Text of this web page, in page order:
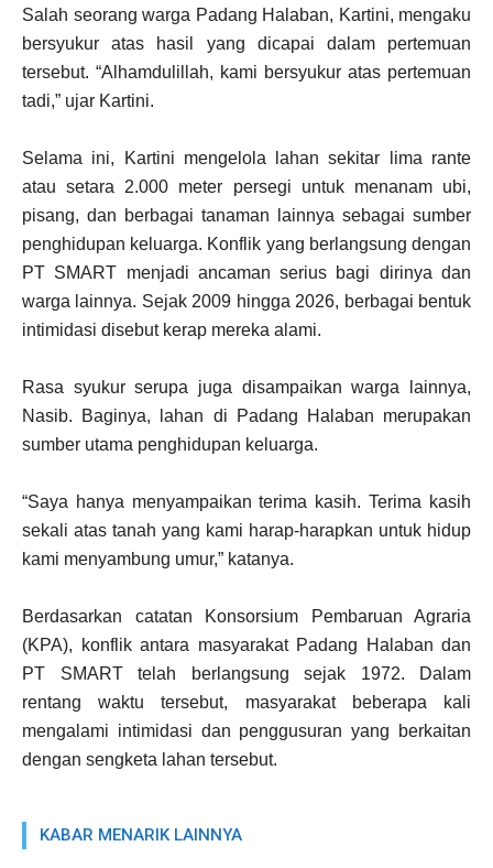
Salah seorang warga Padang Halaban, Kartini, mengaku
bersyukur atas hasil yang dicapai dalam pertemuan
tersebut. “Alhamdulillah, kami bersyukur atas pertemuan
tadi,” ujar Kartini.
Selama ini, Kartini mengelola lahan sekitar lima rante
atau setara 2.000 meter persegi untuk menanam ubi,
pisang, dan berbagai tanaman lainnya sebagai sumber
penghidupan keluarga. Konflik yang berlangsung dengan
PT SMART menjadi ancaman serius bagi dirinya dan
warga lainnya. Sejak 2009 hingga 2026, berbagai bentuk
intimidasi disebut kerap mereka alami.
Rasa syukur serupa juga disampaikan warga lainnya,
Nasib. Baginya, lahan di Padang Halaban merupakan
sumber utama penghidupan keluarga.
“Saya hanya menyampaikan terima kasih. Terima kasih
sekali atas tanah yang kami harap-harapkan untuk hidup
kami menyambung umur,” katanya.
Berdasarkan catatan Konsorsium Pembaruan Agraria
(KPA), konflik antara masyarakat Padang Halaban dan
PT SMART telah berlangsung sejak 1972. Dalam
rentang waktu tersebut, masyarakat beberapa kali
mengalami intimidasi dan penggusuran yang berkaitan
dengan sengketa lahan tersebut.
KABAR MENARIK LAINNYA